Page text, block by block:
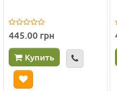
445.00 грн
Купить